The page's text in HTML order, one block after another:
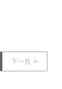
下一頁